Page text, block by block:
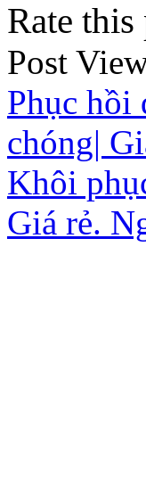
Rate this
Post
Phục hồi
chóng|
Khôi
Giá rẻ.